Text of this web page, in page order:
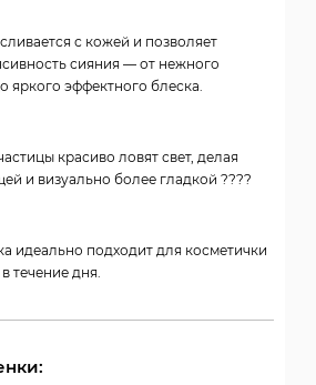
с кожей и позволяет
сияния — от нежного
яркого эффектного блеска.
красиво ловят свет, делая
и визуально более гладкой ????
идеально подходит для косметички
течение дня.